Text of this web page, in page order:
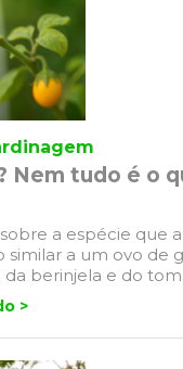
Nem tudo é o
a espécie que
a um ovo de
da berinjela e do
>